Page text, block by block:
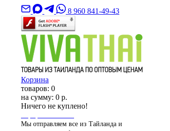
8 960 841-49-43
Корзина
товаров: 0
на сумму: 0 р.
Ничего не куплено!
Мы отправляем все из Тайланда и